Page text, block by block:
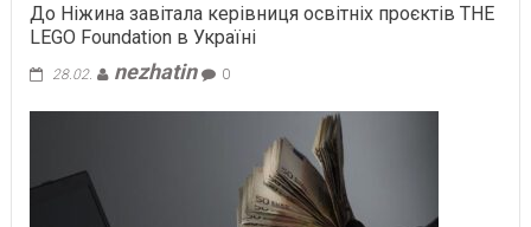
До Ніжина завітала керівниця освітніх проєктів THE
LEGO Foundation в Україні
28.02. nezhatin 0